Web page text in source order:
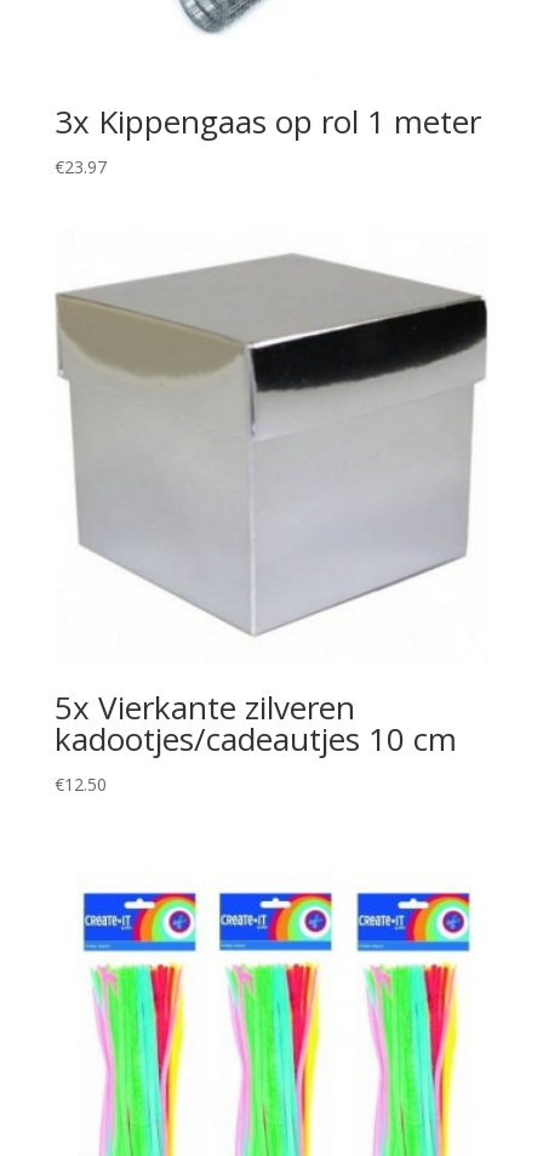
3x Kippengaas op rol 1 meter
€23.97
5x Vierkante zilveren
kadootjes/cadeautjes 10 cm
€12.50